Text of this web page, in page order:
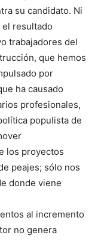
su candidato. Ni
el resultado
trabajadores del
que hemos
por
ha causado
profesionales,
populista de
los proyectos
peajes; sólo nos
donde viene
al incremento
no genera